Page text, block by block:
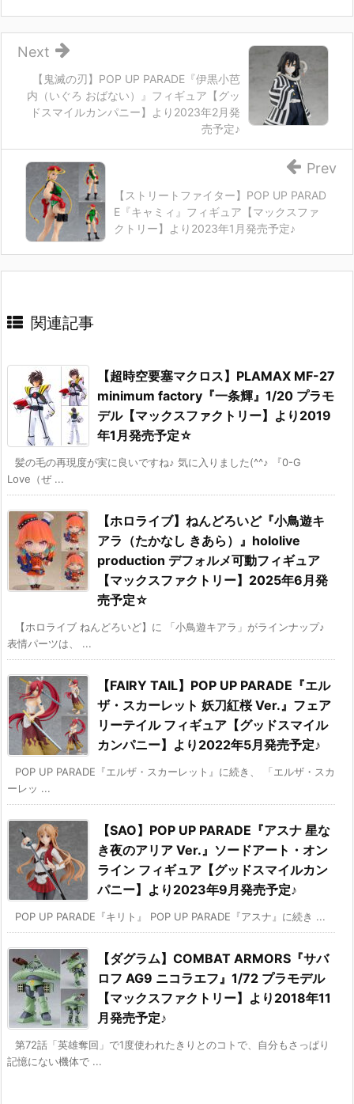
【鬼滅の刃】POP UP PARADE『伊黒小芭
内（いぐろ おばない）』フィギュア【グッ
ドスマイルカンパニー】より2023年2月発
売予定♪
Next
【ストリートファイター】POP UP PARAD
E『キャミィ』フィギュア【マックスファ
クトリー】より2023年1月発売予定♪
Prev
関連記事
【超時空要塞マクロス】PLAMAX MF-27
minimum factory『一条輝』1/20 プラモ
デル【マックスファクトリー】より2019
年1月発売予定☆
髪の毛の再現度が実に良いですね♪ 気に入りました(^^♪ 『0-G
Love（ぜ ...
【ホロライブ】ねんどろいど『小鳥遊キ
アラ（たかなし きあら）』hololive
production デフォルメ可動フィギュア
【マックスファクトリー】2025年6月発
売予定☆
【ホロライブ ねんどろいど】に 「小鳥遊キアラ」がラインナップ♪
表情パーツは、 ...
【FAIRY TAIL】POP UP PARADE『エル
ザ・スカーレット 妖刀紅桜 Ver.』フェア
リーテイル フィギュア【グッドスマイル
カンパニー】より2022年5月発売予定♪
POP UP PARADE『エルザ・スカーレット』に続き、 「エルザ・スカ
ーレッ ...
【SAO】POP UP PARADE『アスナ 星な
き夜のアリア Ver.』ソードアート・オン
ライン フィギュア【グッドスマイルカン
パニー】より2023年9月発売予定♪
POP UP PARADE『キリト』 POP UP PARADE『アスナ』に続き ...
【ダグラム】COMBAT ARMORS『サバ
ロフ AG9 ニコラエフ』1/72 プラモデル
【マックスファクトリー】より2018年11
月発売予定♪
第72話「英雄奪回」で1度使われたきりとのコトで、自分もさっぱり
記憶にない機体で ...